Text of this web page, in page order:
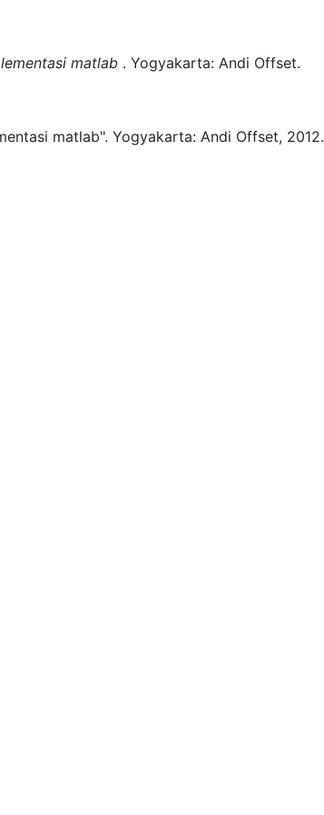
matlab . Yogyakarta: Andi Offset.
matlab". Yogyakarta: Andi Offset, 2012.